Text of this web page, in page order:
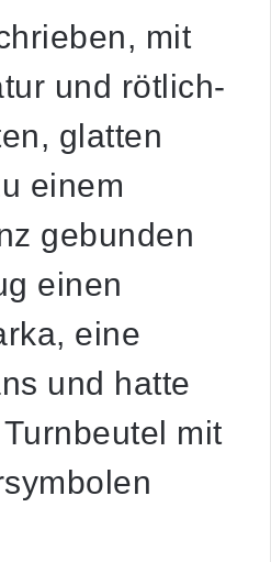
mit
und rötlich-
glatten
einem
gebunden
einen
eine
und hatte
mit